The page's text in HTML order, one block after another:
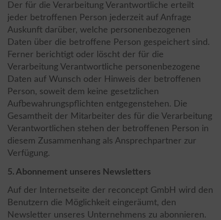
Der für die Verarbeitung Verantwortliche erteilt
jeder betroffenen Person jederzeit auf Anfrage
Auskunft darüber, welche personenbezogenen
Daten über die betroffene Person gespeichert sind.
Ferner berichtigt oder löscht der für die
Verarbeitung Verantwortliche personenbezogene
Daten auf Wunsch oder Hinweis der betroffenen
Person, soweit dem keine gesetzlichen
Aufbewahrungspflichten entgegenstehen. Die
Gesamtheit der Mitarbeiter des für die Verarbeitung
Verantwortlichen stehen der betroffenen Person in
diesem Zusammenhang als Ansprechpartner zur
Verfügung.
5. Abonnement unseres Newsletters
Auf der Internetseite der reconcept GmbH wird den
Benutzern die Möglichkeit eingeräumt, den
Newsletter unseres Unternehmens zu abonnieren.